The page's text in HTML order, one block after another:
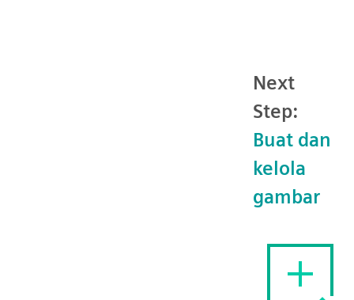
Next
Step:
Buat dan
kelola
gambar